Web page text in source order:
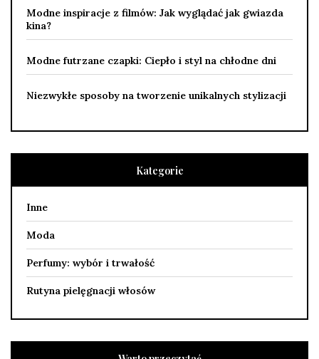
Modne inspiracje z filmów: Jak wyglądać jak gwiazda
kina?
Modne futrzane czapki: Ciepło i styl na chłodne dni
Niezwykłe sposoby na tworzenie unikalnych stylizacji
Kategorie
Inne
Moda
Perfumy: wybór i trwałość
Rutyna pielęgnacji włosów